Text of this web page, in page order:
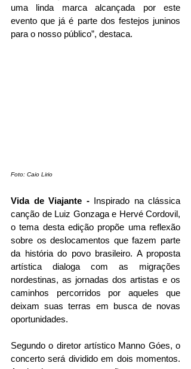
uma linda marca alcançada por este
evento que já é parte dos festejos juninos
para o nosso público”, destaca.
Foto: Caio Lirio
Vida de Viajante - Inspirado na clássica
canção de Luiz Gonzaga e Hervé Cordovil,
o tema desta edição propõe uma reflexão
sobre os deslocamentos que fazem parte
da história do povo brasileiro. A proposta
artística dialoga com as migrações
nordestinas, as jornadas dos artistas e os
caminhos percorridos por aqueles que
deixam suas terras em busca de novas
oportunidades.
Segundo o diretor artístico Manno Góes, o
concerto será dividido em dois momentos.